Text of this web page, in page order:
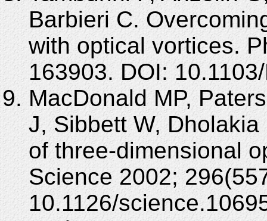
Barbieri C.
with optical vortices.
163903. DOI:
MacDonald MP,
J, Sibbett W,
of three-dimensional
Science 2002;
10.1126/